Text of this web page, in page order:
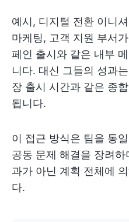
예시, 디지털 전환 이니
마케팅, 고객 지원 부서
페인 출시와 같은 내부
니다. 대신 그들의 성과
장 출시 시간과 같은 종
됩니다.
이 접근 방식은 팀을 동
공동 문제 해결을 장려
과가 아닌 계획 전체에
다.